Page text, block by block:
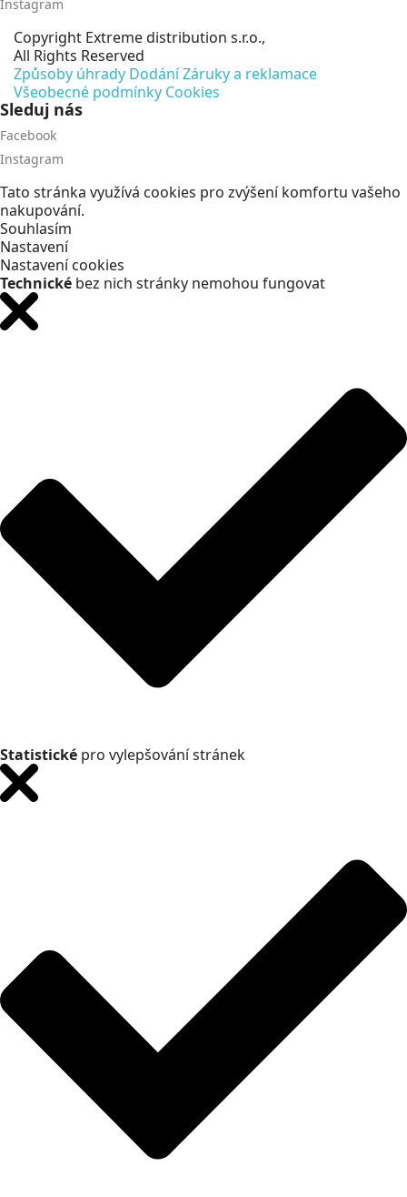
Instagram
Copyright Extreme distribution s.r.o.,
All Rights Reserved
Způsoby úhrady DodáníZáruky a reklamace
Všeobecné podmínky Cookies
Sleduj nás
Facebook
Instagram
Tato stránka využívá cookies pro zvýšení komfortu vašeho
nakupování.
Souhlasím
Nastavení
Nastavení cookies
Technické bez nich stránky nemohou fungovat
Statistické pro vylepšování stránek